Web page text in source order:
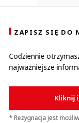
ZAPISZ SIĘ DO
Codziennie
najważniejsze
Kliknij
* Rezygnacja jest